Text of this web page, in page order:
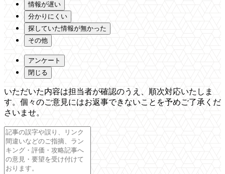
情報が遅い
分かりにくい
探していた情報が無かった
その他
アンケート
閉じる
いただいた内容は担当者が確認のうえ、順次対応いたしま
す。個々のご意見にはお返事できないことを予めご了承くだ
さいませ。